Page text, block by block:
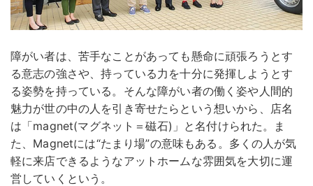
障がい者は、苦手なことがあっても懸命に頑張ろうとす
る意志の強さや、持っている力を十分に発揮しようとす
る姿勢を持っている。そんな障がい者の働く姿や人間的
魅力が世の中の人を引き寄せたらという想いから、店名
は「magnet(マグネット＝磁石)」と名付けられた。ま
た、Magnetには“たまり場”の意味もある。多くの人が気
軽に来店できるようなアットホームな雰囲気を大切に運
営していくという。